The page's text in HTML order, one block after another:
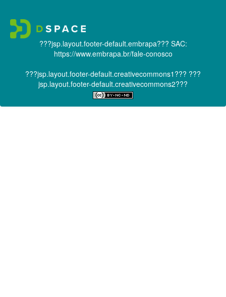
???jsp.layout.footer-default.embrapa??? SAC:
https://www.embrapa.br/fale-conosco
???jsp.layout.footer-default.creativecommons1??? ???
jsp.layout.footer-default.creativecommons2???